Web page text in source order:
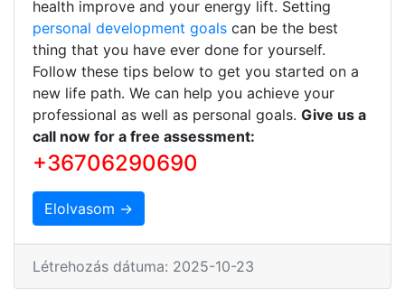
health improve and your energy lift. Setting
personal development goals can be the best
thing that you have ever done for yourself.
Follow these tips below to get you started on a
new life path. We can help you achieve your
professional as well as personal goals. Give us a
call now for a free assessment:
+36706290690
Elolvasom →
Létrehozás dátuma: 2025-10-23